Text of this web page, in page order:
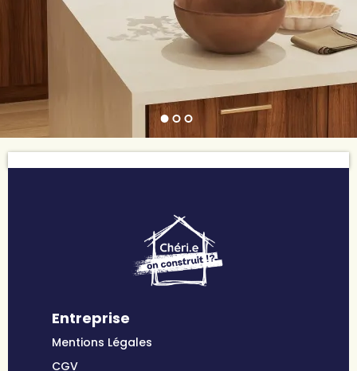
Entreprise
Mentions Légales
CGV